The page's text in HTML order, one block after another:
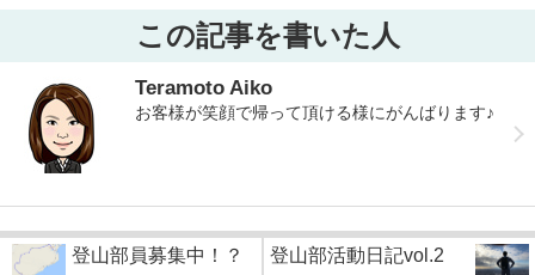
この記事を書いた人
Teramoto Aiko
お客様が笑顔で帰って頂ける様にがんばります♪
登山部員募集中！？ 登山部活動日記vol.2